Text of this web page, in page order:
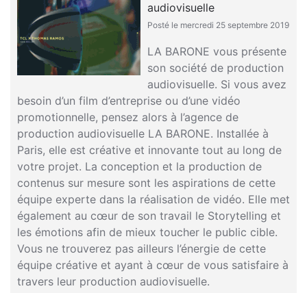
audiovisuelle
Posté le mercredi 25 septembre 2019
LA BARONE vous présente
son société de production
audiovisuelle. Si vous avez
besoin d’un film d’entreprise ou d’une vidéo
promotionnelle, pensez alors à l’agence de
production audiovisuelle LA BARONE. Installée à
Paris, elle est créative et innovante tout au long de
votre projet. La conception et la production de
contenus sur mesure sont les aspirations de cette
équipe experte dans la réalisation de vidéo. Elle met
également au cœur de son travail le Storytelling et
les émotions afin de mieux toucher le public cible.
Vous ne trouverez pas ailleurs l’énergie de cette
équipe créative et ayant à cœur de vous satisfaire à
travers leur production audiovisuelle.